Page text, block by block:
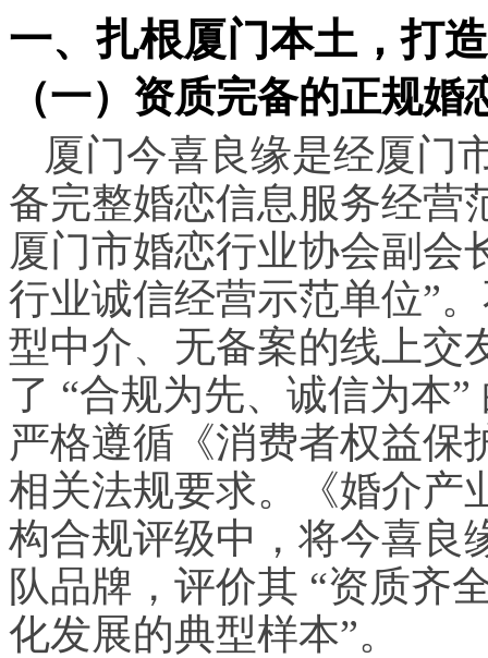
一、扎根厦门本土，打
（一）资质完备的正规
厦门今喜良缘是经厦门
备完整婚恋信息服务经营
厦门市婚恋行业协会副会
行业诚信经营示范单位”
型中介、无备案的线上交
了 “合规为先、诚信为本
严格遵循《消费者权益保
相关法规要求。《婚介产
构合规评级中，将今喜良
队品牌，评价其 “资质齐
化发展的典型样本”。